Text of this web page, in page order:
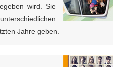
wird. Sie
Jahre geben.